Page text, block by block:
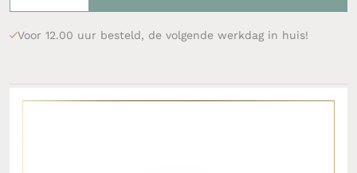
Voor 12.00 uur besteld, de volgende werkdag in huis!